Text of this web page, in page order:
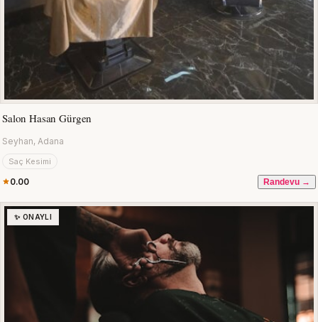
Salon Hasan Gürgen
Seyhan, Adana
Saç Kesimi
0.00 Randevu →
✨ ONAYLI